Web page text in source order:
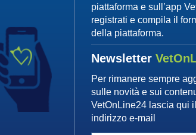
piattaforma e sull’app
registrati e compila il
della piattaforma.
Newsletter
Per rimanere sempre
sulle novità e sui
VetOnLine24 lascia qui
indirizzo e-mail